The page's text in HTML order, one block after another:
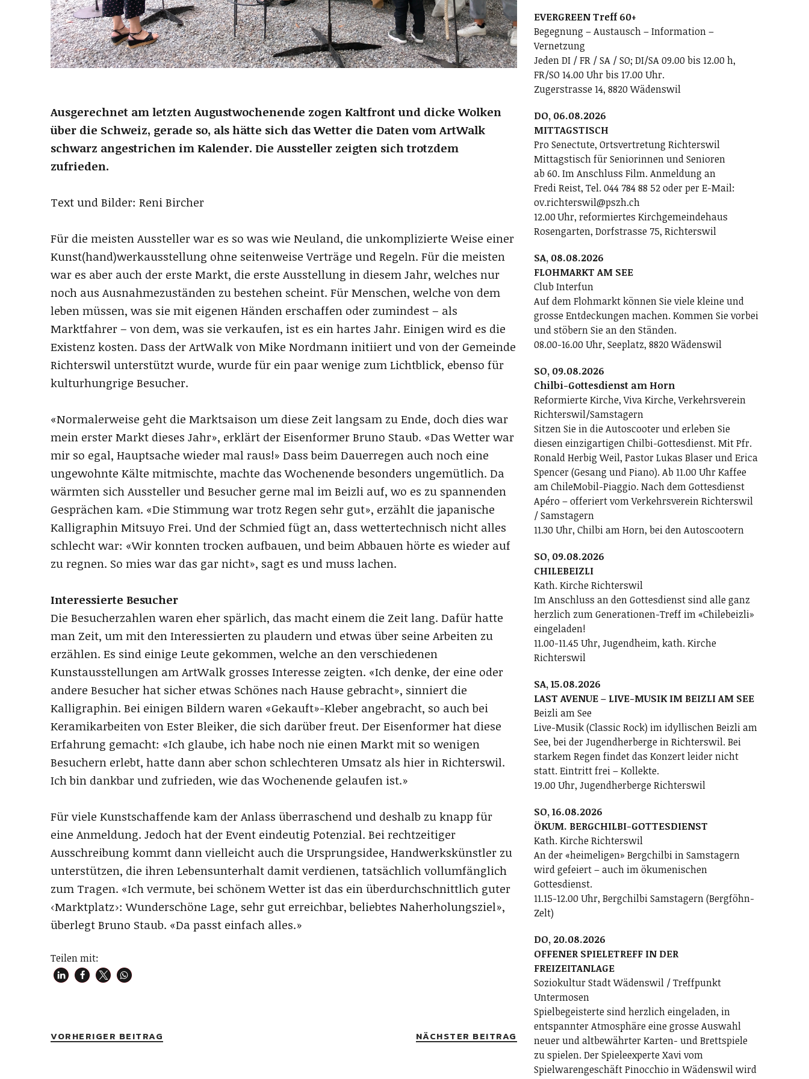
Ausgerechnet am letzten Augustwochenende zogen Kaltfront und dicke Wolken
über die Schweiz, gerade so, als hätte sich das Wetter die Daten vom ArtWalk
schwarz angestrichen im Kalender. Die Aussteller zeigten sich trotzdem
zufrieden.
Text und Bilder: Reni Bircher
Für die meisten Aussteller war es so was wie Neuland, die unkomplizierte Weise einer
Kunst(hand)werkausstellung ohne seitenweise Verträge und Regeln. Für die meisten
war es aber auch der erste Markt, die erste Ausstellung in diesem Jahr, welches nur
noch aus Ausnahmezuständen zu bestehen scheint. Für Menschen, welche von dem
leben müssen, was sie mit eigenen Händen erschaffen oder zumindest – als
Marktfahrer – von dem, was sie verkaufen, ist es ein hartes Jahr. Einigen wird es die
Existenz kosten. Dass der ArtWalk von Mike Nordmann initiiert und von der Gemeinde
Richterswil unterstützt wurde, wurde für ein paar wenige zum Lichtblick, ebenso für
kulturhungrige Besucher.
«Normalerweise geht die Marktsaison um diese Zeit langsam zu Ende, doch dies war
mein erster Markt dieses Jahr», erklärt der Eisenformer Bruno Staub. «Das Wetter war
mir so egal, Hauptsache wieder mal raus!» Dass beim Dauerregen auch noch eine
ungewohnte Kälte mitmischte, machte das Wochenende besonders ungemütlich. Da
wärmten sich Aussteller und Besucher gerne mal im Beizli auf, wo es zu spannenden
Gesprächen kam. «Die Stimmung war trotz Regen sehr gut», erzählt die japanische
Kalligraphin Mitsuyo Frei. Und der Schmied fügt an, dass wettertechnisch nicht alles
schlecht war: «Wir konnten trocken aufbauen, und beim Abbauen hörte es wieder auf
zu regnen. So mies war das gar nicht», sagt es und muss lachen.
Interessierte Besucher
Die Besucherzahlen waren eher spärlich, das macht einem die Zeit lang. Dafür hatte
man Zeit, um mit den Interessierten zu plaudern und etwas über seine Arbeiten zu
erzählen. Es sind einige Leute gekommen, welche an den verschiedenen
Kunstausstellungen am ArtWalk grosses Interesse zeigten. «Ich denke, der eine oder
andere Besucher hat sicher etwas Schönes nach Hause gebracht», sinniert die
Kalligraphin. Bei einigen Bildern waren «Gekauft»-Kleber angebracht, so auch bei
Keramikarbeiten von Ester Bleiker, die sich darüber freut. Der Eisenformer hat diese
Erfahrung gemacht: «Ich glaube, ich habe noch nie einen Markt mit so wenigen
Besuchern erlebt, hatte dann aber schon schlechteren Umsatz als hier in Richterswil.
Ich bin dankbar und zufrieden, wie das Wochenende gelaufen ist.»
Für viele Kunstschaffende kam der Anlass überraschend und deshalb zu knapp für
eine Anmeldung. Jedoch hat der Event eindeutig Potenzial. Bei rechtzeitiger
Ausschreibung kommt dann vielleicht auch die Ursprungsidee, Handwerkskünstler zu
unterstützen, die ihren Lebensunterhalt damit verdienen, tatsächlich vollumfänglich
zum Tragen. «Ich vermute, bei schönem Wetter ist das ein überdurchschnittlich guter
‹Marktplatz›: Wunderschöne Lage, sehr gut erreichbar, beliebtes Naherholungsziel»,
überlegt Bruno Staub. «Da passt einfach alles.»
Teilen mit:
VORHERIGER BEITRAG NÄCHSTER BEITRAG
EVERGREEN Treff 60+
Begegnung – Austausch – Information –
Vernetzung
Jeden DI / FR / SA / SO; DI/SA 09.00 bis 12.00 h,
FR/SO 14.00 Uhr bis 17.00 Uhr.
Zugerstrasse 14, 8820 Wädenswil
DO, 06.08.2026
MITTAGSTISCH
Pro Senectute, Ortsvertretung Richterswil
Mittagstisch für Seniorinnen und Senioren
ab 60. Im Anschluss Film. Anmeldung an
Fredi Reist, Tel. 044 784 88 52 oder per E-Mail:
ov.richterswil@pszh.ch
12.00 Uhr, reformiertes Kirchgemeindehaus
Rosengarten, Dorfstrasse 75, Richterswil
SA, 08.08.2026
FLOHMARKT AM SEE
Club Interfun
Auf dem Flohmarkt können Sie viele kleine und
grosse Entdeckungen machen. Kommen Sie vorbei
und stöbern Sie an den Ständen.
08.00-16.00 Uhr, Seeplatz, 8820 Wädenswil
SO, 09.08.2026
Chilbi-Gottesdienst am Horn
Reformierte Kirche, Viva Kirche, Verkehrsverein
Richterswil/Samstagern
Sitzen Sie in die Autoscooter und erleben Sie
diesen einzigartigen Chilbi-Gottesdienst. Mit Pfr.
Ronald Herbig Weil, Pastor Lukas Blaser und Erica
Spencer (Gesang und Piano). Ab 11.00 Uhr Kaffee
am ChileMobil-Piaggio. Nach dem Gottesdienst
Apéro – offeriert vom Verkehrsverein Richterswil
/ Samstagern
11.30 Uhr, Chilbi am Horn, bei den Autoscootern
SO, 09.08.2026
CHILEBEIZLI
Kath. Kirche Richterswil
Im Anschluss an den Gottesdienst sind alle ganz
herzlich zum Generationen-Treff im «Chilebeizli»
eingeladen!
11.00-11.45 Uhr, Jugendheim, kath. Kirche
Richterswil
SA, 15.08.2026
LAST AVENUE – LIVE-MUSIK IM BEIZLI AM SEE
Beizli am See
Live-Musik (Classic Rock) im idyllischen Beizli am
See, bei der Jugendherberge in Richterswil. Bei
starkem Regen findet das Konzert leider nicht
statt. Eintritt frei – Kollekte.
19.00 Uhr, Jugendherberge Richterswil
SO, 16.08.2026
ÖKUM. BERGCHILBI-GOTTESDIENST
Kath. Kirche Richterswil
An der «heimeligen» Bergchilbi in Samstagern
wird gefeiert – auch im ökumenischen
Gottesdienst.
11.15-12.00 Uhr, Bergchilbi Samstagern (Bergföhn-
Zelt)
DO, 20.08.2026
OFFENER SPIELETREFF IN DER
FREIZEITANLAGE
Soziokultur Stadt Wädenswil / Treffpunkt
Untermosen
Spielbegeisterte sind herzlich eingeladen, in
entspannter Atmosphäre eine grosse Auswahl
neuer und altbewährter Karten- und Brettspiele
zu spielen. Der Spieleexperte Xavi vom
Spielwarengeschäft Pinocchio in Wädenswil wird